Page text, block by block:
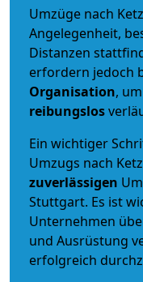
Umzüge nach
Angelegenheit,
Distanzen
erfordern jedoch
Organisation,
reibungslos
Ein wichtiger
Umzugs nach
zuverlässigen
Stuttgart. Es ist
Unternehmen
und Ausrüstung
erfolgreich